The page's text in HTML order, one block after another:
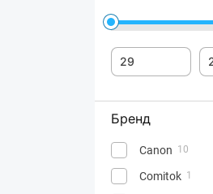
Бренд
Canon 10
Comitok 1